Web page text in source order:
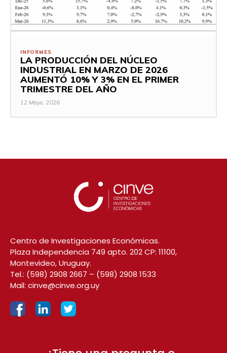
INFORMES
LA PRODUCCIÓN DEL NÚCLEO
INDUSTRIAL EN MARZO DE 2026
AUMENTÓ 10% Y 3% EN EL PRIMER
TRIMESTRE DEL AÑO
12 Mayo, 2026
Centro de Investigaciones Económicas.
Plaza Independencia 749 apto. 202 CP: 11100,
Montevideo, Uruguay.
Tel.: (598) 2908 2667 – (598) 2908 1533
Mail: cinve@cinve.org.uy